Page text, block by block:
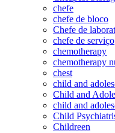
chefe
chefe de bloco
Chefe de
chefe de serviço
chemotherapy
chemotherapy
chest
child and
Child and
child and
Child
Childreen